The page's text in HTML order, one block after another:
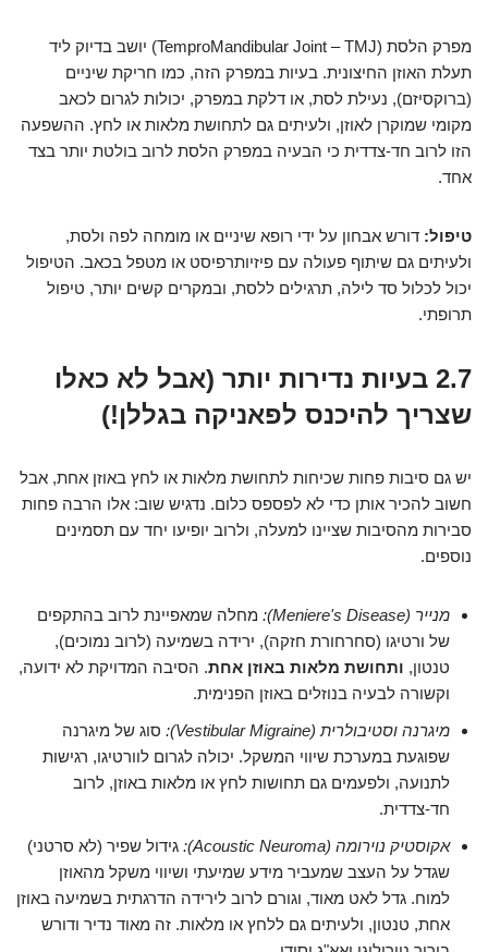
מפרק הלסת (TemproMandibular Joint – TMJ) יושב בדיוק ליד
תעלת האוזן החיצונית. בעיות במפרק הזה, כמו חריקת שיניים
(ברוקסיזם), נעילת לסת, או דלקת במפרק, יכולות לגרום לכאב
מקומי שמוקרן לאוזן, ולעיתים גם לתחושת מלאות או לחץ. ההשפעה
הזו לרוב חד-צדדית כי הבעיה במפרק הלסת לרוב בולטת יותר בצד
אחד.
טיפול: דורש אבחון על ידי רופא שיניים או מומחה לפה ולסת,
ולעיתים גם שיתוף פעולה עם פיזיותרפיסט או מטפל בכאב. הטיפול
יכול לכלול סד לילה, תרגילים ללסת, ובמקרים קשים יותר, טיפול
תרופתי.
2.7 בעיות נדירות יותר (אבל לא כאלו
שצריך להיכנס לפאניקה בגללן!)
יש גם סיבות פחות שכיחות לתחושת מלאות או לחץ באוזן אחת, אבל
חשוב להכיר אותן כדי לא לפספס כלום. נדגיש שוב: אלו הרבה פחות
סבירות מהסיבות שציינו למעלה, ולרוב יופיעו יחד עם תסמינים
נוספים.
מנייר (Meniere's Disease):
מחלה שמאפיינת לרוב בהתקפים
של ורטיגו (סחרחורת חזקה), ירידה בשמיעה (לרוב נמוכים),
טנטון, ותחושת מלאות באוזן אחת. הסיבה המדויקת לא ידועה,
וקשורה לבעיה בנוזלים באוזן הפנימית.
מיגרנה וסטיבולרית (Vestibular Migraine):
סוג של מיגרנה
שפוגעת במערכת שיווי המשקל. יכולה לגרום לוורטיגו, רגישות
לתנועה, ולפעמים גם תחושות לחץ או מלאות באוזן, לרוב
חד-צדדית.
אקוסטיק נוירומה (Acoustic Neuroma):
גידול שפיר (לא סרטני)
שגדל על העצב שמעביר מידע שמיעתי ושיווי משקל מהאוזן
למוח. גדל לאט מאוד, וגורם לרוב לירידה הדרגתית בשמיעה באוזן
אחת, טנטון, ולעיתים גם ללחץ או מלאות. זה מאוד נדיר ודורש